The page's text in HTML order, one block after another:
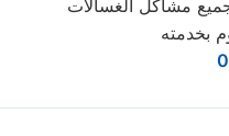
مشاكل الغسالات
بخدمته